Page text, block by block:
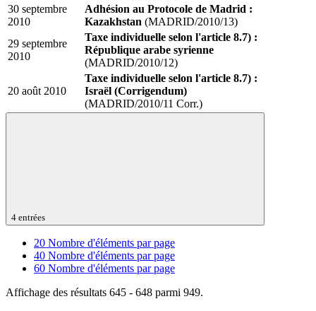
30 septembre
2010
Adhésion au Protocole de Madrid :
Kazakhstan (MADRID/2010/13)
29 septembre
2010
Taxe individuelle selon l'article 8.7) :
République arabe syrienne
(MADRID/2010/12)
20 août 2010
Taxe individuelle selon l'article 8.7) :
Israël (Corrigendum)
(MADRID/2010/11 Corr.)
4 entrées
20 Nombre d'éléments par page
40 Nombre d'éléments par page
60 Nombre d'éléments par page
Affichage des résultats 645 - 648 parmi 949.